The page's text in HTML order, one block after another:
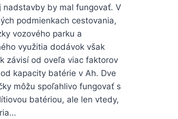
nadstavby by mal fungovať. V
podmienkach cestovania,
vozového parku a
využitia dodávok však
závisí od oveľa viac faktorov
kapacity batérie v Ah. Dve
môžu spoľahlivo fungovať s
batériou, ale len vtedy,